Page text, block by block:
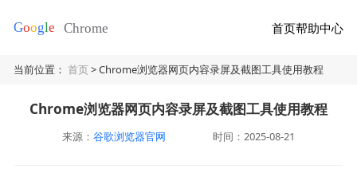
首页帮助中心
当前位置：首页> Chrome浏览器网页内容录屏及截图工具使用教程
Chrome浏览器网页内容录屏及截图工具使用教程
来源： 谷歌浏览器官网 时间：2025-08-21